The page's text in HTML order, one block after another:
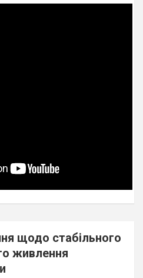
щодо стабільного
живлення